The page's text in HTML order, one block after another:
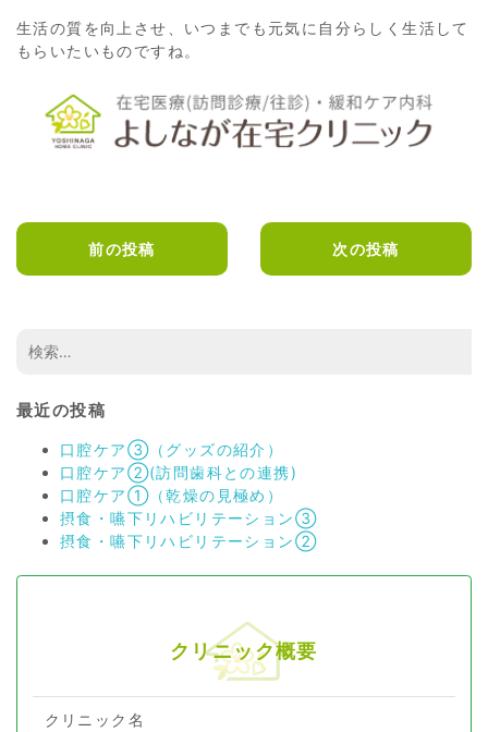
生活の質を向上させ、いつまでも元気に自分らしく生活して
もらいたいものですね。
前の投稿 次の投稿
最近の投稿
口腔ケア③（グッズの紹介）
口腔ケア②(訪問歯科との連携)
口腔ケア①（乾燥の見極め）
摂食・嚥下リハビリテーション③
摂食・嚥下リハビリテーション②
クリニック概要
クリニック名